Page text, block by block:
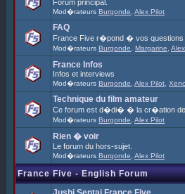
Forum principal.
Mod�rateurs Burgonde Alex Pilot
FAQ
France Five r�pond � vos questions
Mod�rateurs Burgonde Margarine
France Infos
Infos et interviews
Mod�rateurs Burgonde Alex Pilot
Technique du film amateur
Ce forum est d�di� � la cr�ation de
Mod�rateurs Burgonde Alex Pilot
Rien � voir
Le forum du hors-sujet.
Mod�rateurs Burgonde Alex Pilot
France Five - English Forum